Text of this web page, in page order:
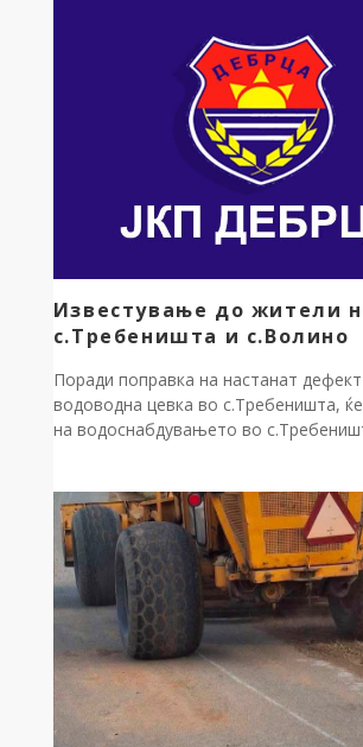
Известување до жители
с.Требеништа и с.Волино
Поради поправка на настанат
водоводна цевка во с.Требеништа,
на водоснабдувањето во
Дебрца